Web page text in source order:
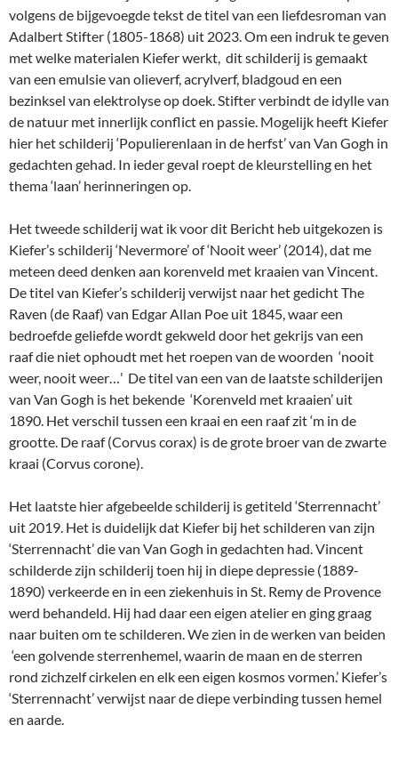
volgens de bijgevoegde tekst de titel van een liefdesroman van
Adalbert Stifter (1805-1868) uit 2023. Om een indruk te geven
met welke materialen Kiefer werkt, dit schilderij is gemaakt
van een emulsie van olieverf, acrylverf, bladgoud en een
bezinksel van elektrolyse op doek. Stifter verbindt de idylle van
de natuur met innerlijk conflict en passie. Mogelijk heeft Kiefer
hier het schilderij ‘Populierenlaan in de herfst’ van Van Gogh in
gedachten gehad. In ieder geval roept de kleurstelling en het
thema ‘laan’ herinneringen op.
Het tweede schilderij wat ik voor dit Bericht heb uitgekozen is
Kiefer’s schilderij ‘Nevermore’ of ‘Nooit weer’ (2014), dat me
meteen deed denken aan korenveld met kraaien van Vincent.
De titel van Kiefer’s schilderij verwijst naar het gedicht The
Raven (de Raaf) van Edgar Allan Poe uit 1845, waar een
bedroefde geliefde wordt gekweld door het gekrijs van een
raaf die niet ophoudt met het roepen van de woorden ‘nooit
weer, nooit weer…’ De titel van een van de laatste schilderijen
van Van Gogh is het bekende ‘Korenveld met kraaien’ uit
1890. Het verschil tussen een kraai en een raaf zit ‘m in de
grootte. De raaf (Corvus corax) is de grote broer van de zwarte
kraai (Corvus corone).
Het laatste hier afgebeelde schilderij is getiteld ‘Sterrennacht’
uit 2019. Het is duidelijk dat Kiefer bij het schilderen van zijn
‘Sterrennacht’ die van Van Gogh in gedachten had. Vincent
schilderde zijn schilderij toen hij in diepe depressie (1889-
1890) verkeerde en in een ziekenhuis in St. Remy de Provence
werd behandeld. Hij had daar een eigen atelier en ging graag
naar buiten om te schilderen. We zien in de werken van beiden
‘een golvende sterrenhemel, waarin de maan en de sterren
rond zichzelf cirkelen en elk een eigen kosmos vormen.’ Kiefer’s
‘Sterrennacht’ verwijst naar de diepe verbinding tussen hemel
en aarde.